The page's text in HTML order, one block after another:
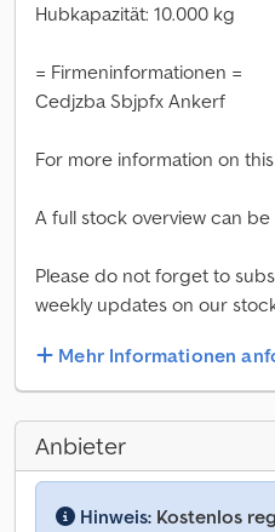
Hubkapazität: 10.000 kg
= Firmeninformationen =
Cedjzba Sbjpfx Ankerf
For more information on
A full stock overview can be
Please do not forget to
weekly updates on our
Mehr Informationen
Anbieter
Hinweis: Kostenlos